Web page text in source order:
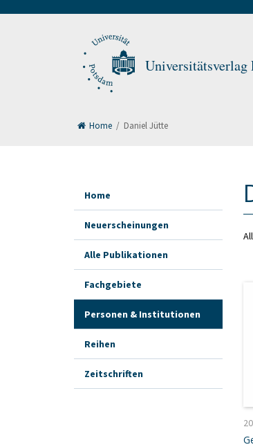
Universitätsverlag
Home / Daniel Jütte
Home
Neuerscheinungen
Alle Publikationen
Fachgebiete
Personen & Institutionen
Reihen
Zeitschriften